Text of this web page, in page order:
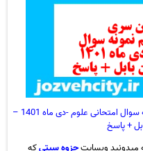
دانلود رایگان سری صد و هفتاد و هشتم نمونه سوال امتحانی علوم -دی ماه 1401 –
+ پاسخ
میدونید وبسایتجزوه سیتیکه